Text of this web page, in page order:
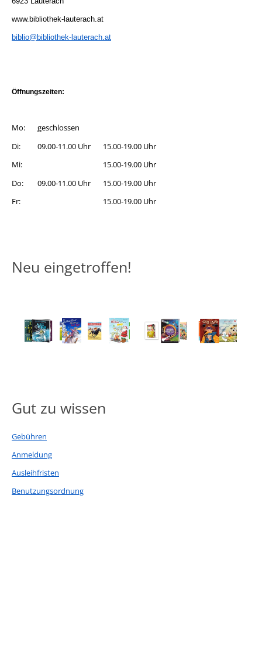
www.bibliothek-lauterach.at
biblio@bibliothek-lauterach.at
Öffnungszeiten:
Mo:
geschlossen
Di:
09.00-11.00 Uhr
15.00-19.00 Uhr
Mi:
15.00-19.00 Uhr
Do:
09.00-11.00 Uhr
15.00-19.00 Uhr
Fr:
15.00-19.00 Uhr
Neu eingetroffen!
Gut zu wissen
Gebühren
Anmeldung
Ausleihfristen
Benutzungsordnung